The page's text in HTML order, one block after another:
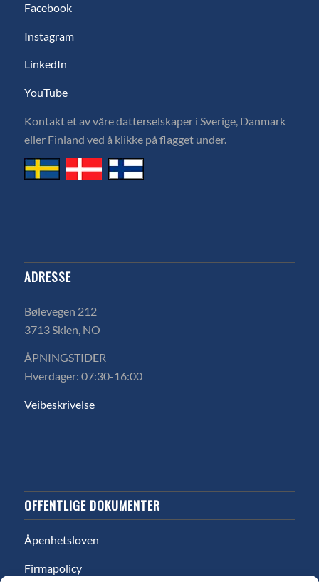
Facebook
Instagram
LinkedIn
YouTube
Kontakt et av våre datterselskaper i Sverige, Danmark
eller Finland ved å klikke på flagget under.
ADRESSE
Bølevegen 212
3713 Skien, NO
ÅPNINGSTIDER
Hverdager: 07:30-16:00
Veibeskrivelse
OFFENTLIGE DOKUMENTER
Åpenhetsloven
Firmapolicy